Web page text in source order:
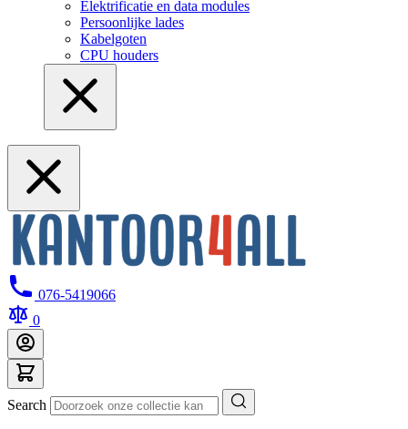
Elektrificatie en data modules
Persoonlijke lades
Kabelgoten
CPU houders
076-5419066
0
Search